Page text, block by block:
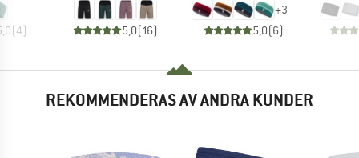
(4) 5,0(16)
+3
5,0(6)
REKOMMENDERAS AV ANDRA KUNDER